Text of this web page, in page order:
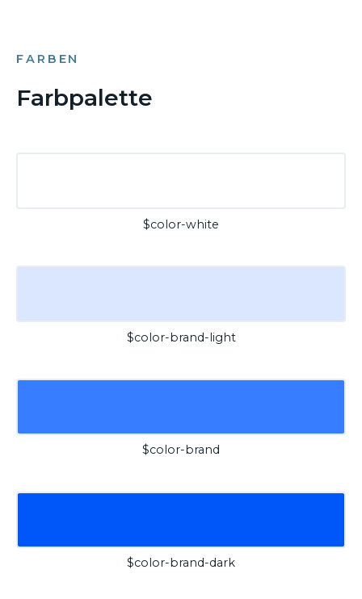
FARBEN
Farbpalette
$color-white
$color-brand-light
$color-brand
$color-brand-dark